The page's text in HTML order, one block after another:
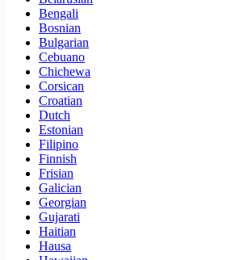
Bengali
Bosnian
Bulgarian
Cebuano
Chichewa
Corsican
Croatian
Dutch
Estonian
Filipino
Finnish
Frisian
Galician
Georgian
Gujarati
Haitian
Hausa